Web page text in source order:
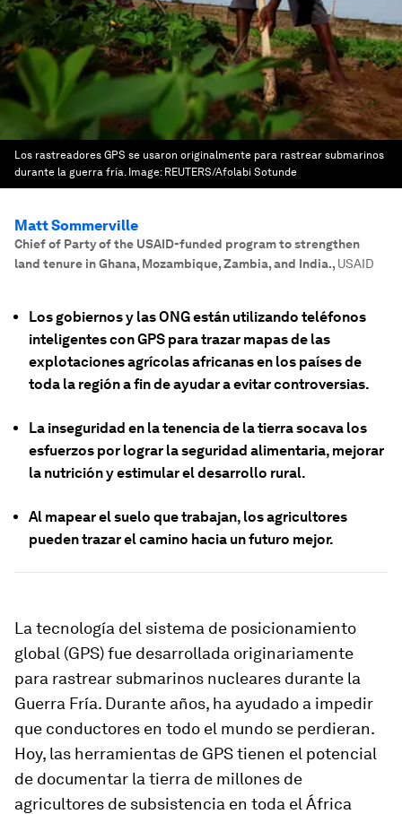
Los rastreadores GPS se usaron originalmente para rastrear submarinos
durante la guerra fría. Image: REUTERS/Afolabi Sotunde
Matt Sommerville
Chief of Party of the USAID-funded program to strengthen
land tenure in Ghana, Mozambique, Zambia, and India., USAID
Los gobiernos y las ONG están utilizando teléfonos
inteligentes con GPS para trazar mapas de las
explotaciones agrícolas africanas en los países de
toda la región a fin de ayudar a evitar controversias.
La inseguridad en la tenencia de la tierra socava los
esfuerzos por lograr la seguridad alimentaria, mejorar
la nutrición y estimular el desarrollo rural.
Al mapear el suelo que trabajan, los agricultores
pueden trazar el camino hacia un futuro mejor.
La tecnología del sistema de posicionamiento
global (GPS) fue desarrollada originariamente
para rastrear submarinos nucleares durante la
Guerra Fría. Durante años, ha ayudado a impedir
que conductores en todo el mundo se perdieran.
Hoy, las herramientas de GPS tienen el potencial
de documentar la tierra de millones de
agricultores de subsistencia en toda el África